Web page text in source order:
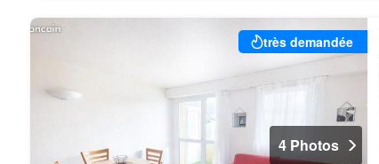
très demandée
4 Photos